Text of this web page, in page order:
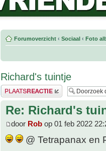
Forumoverzicht ‹ Sociaal ‹ Foto
Richard's tuintje
Plaats een reactie
Re: Richard's
door Rob op 01 feb 2022
@ Tetrapanax en